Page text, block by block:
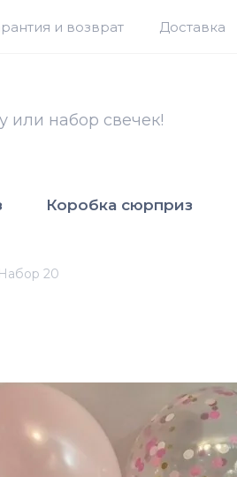
и возврат Доставка
или набор свечек!
Коробка сюрприз
Набор 20